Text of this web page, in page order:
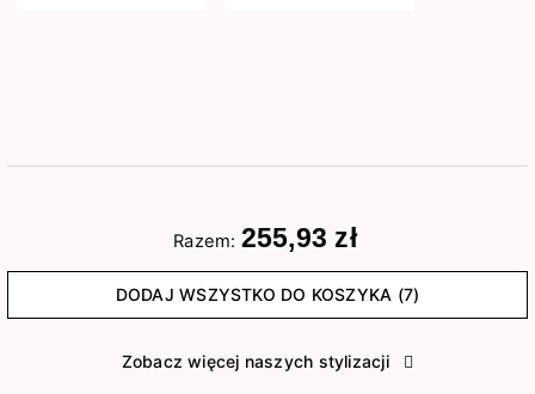
Razem: 255,93 zł
DODAJ WSZYSTKO DO KOSZYKA (7)
Zobacz więcej naszych stylizacji